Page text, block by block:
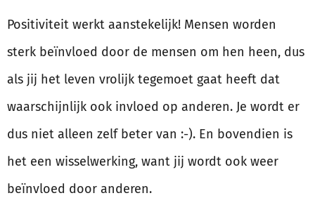
Positiviteit werkt aanstekelijk! Mensen worden
sterk beïnvloed door de mensen om hen heen, dus
als jij het leven vrolijk tegemoet gaat heeft dat
waarschijnlijk ook invloed op anderen. Je wordt er
dus niet alleen zelf beter van :-). En bovendien is
het een wisselwerking, want jij wordt ook weer
beïnvloed door anderen.